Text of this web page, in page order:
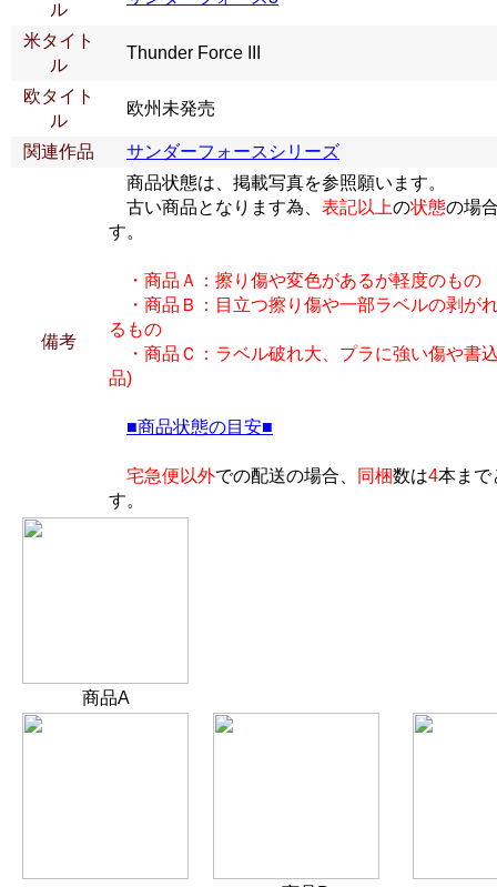
ル
米タイト
ル
Thunder Force III
欧タイト
ル
欧州未発売
関連作品 サンダーフォースシリーズ
備考
商品状態は、掲載写真を参照願います。
古い商品となります為、 表記以上の状態の場
す。
・商品Ａ：擦り傷や変色があるが軽度のもの
・商品Ｂ：目立つ擦り傷や一部ラベルの剥が
るもの
・商品Ｃ：ラベル破れ大、プラに強い傷や書
品)
■商品状態の目安■
宅急便以外での配送の場合、 同梱数は4本まで
す。
商品A